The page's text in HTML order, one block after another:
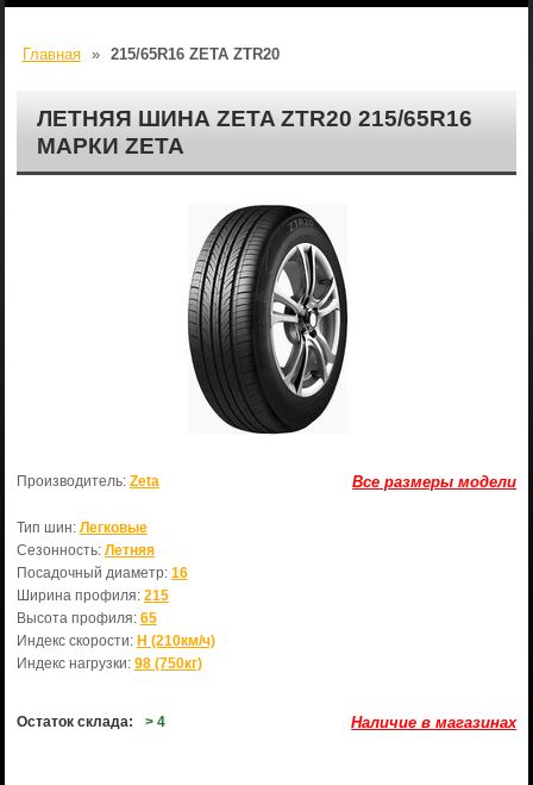
Главная » 215/65R16 ZETA ZTR20
ЛЕТНЯЯ ШИНА ZETA ZTR20 215/65R16
МАРКИ ZETA
Все размеры модели
Производитель: Zeta
Тип шин: Легковые
Сезонность: Летняя
Посадочный диаметр: 16
Ширина профиля: 215
Высота профиля: 65
Индекс скорости: H (210км/ч)
Индекс нагрузки: 98 (750кг)
Остаток склада: > 4 Наличие в магазинах